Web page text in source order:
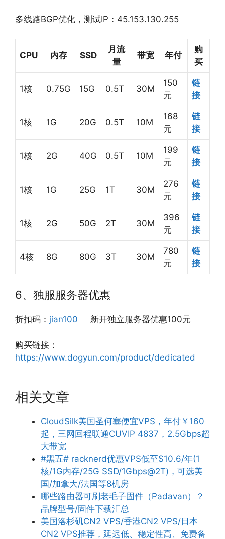
多线路BGP优化，测试IP：45.153.130.255
CPU 内存 SSD
月流
量
带宽 年付
购
买
1核 0.75G 15G 0.5T 30M
150
元
链
接
1核 1G 20G 0.5T 10M
168
元
链
接
1核 2G 40G 0.5T 10M
199
元
链
接
1核 1G 25G 1T 30M
276
元
链
接
1核 2G 50G 2T 30M
396
元
链
接
4核 8G 80G 3T 30M
780
元
链
接
6、独服服务器优惠
折扣码： jian100 新开独立服务器优惠100元
购买链接：
https://www.dogyun.com/product/dedicated
相关文章
CloudSilk美国圣何塞便宜VPS，年付￥160
起，三网回程联通CUVIP 4837，2.5Gbps超
大带宽
#黑五# racknerd优惠VPS低至$10.6/年(1
核/1G内存/25G SSD/1Gbps@2T)，可选美
国/加拿大/法国等8机房
哪些路由器可刷老毛子固件（Padavan）？
品牌型号/固件下载汇总
美国洛杉矶CN2 VPS/香港CN2 VPS/日本
CN2 VPS推荐，延迟低、稳定性高、免费备